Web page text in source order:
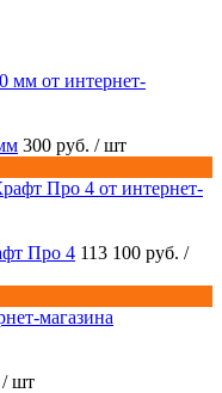
300 руб. / шт
Про 4 113 100 руб. /
/ шт